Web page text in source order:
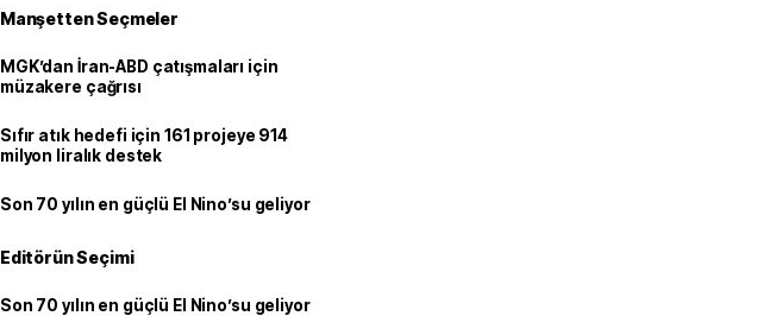
Manşetten Seçmeler
MGK’dan İran-ABD çatışmaları için
müzakere çağrısı
Sıfır atık hedefi için 161 projeye 914
milyon liralık destek
Son 70 yılın en güçlü El Nino’su geliyor
Editörün Seçimi
Son 70 yılın en güçlü El Nino’su geliyor